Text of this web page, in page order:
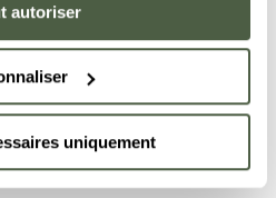
autoriser
uniquement